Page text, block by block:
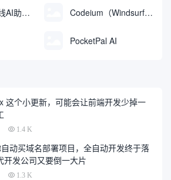
Jan：开源离线AI助手，ChatGPT 替代品，运行本地AI模型或连接云端AI Codeium（Windsurf Editor）：免费的AI代码补全与聊天工具，Windsurf以对话方式编写完整项目代码
PocketPal AI
这个小更新，可能会让前端开发少掉一
1.4 K
动买域名部署项目，全自动开发终于落
开发公司又要倒一大片
1.3 K